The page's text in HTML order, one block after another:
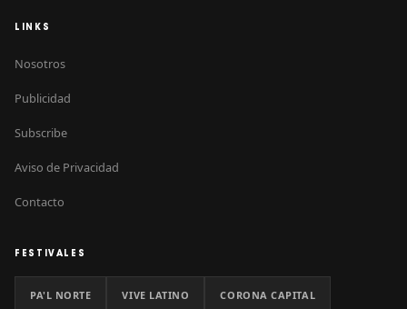
LINKS
Nosotros
Publicidad
Subscribe
Aviso de Privacidad
Contacto
FESTIVALES
PA'L NORTE VIVE LATINO CORONA CAPITAL